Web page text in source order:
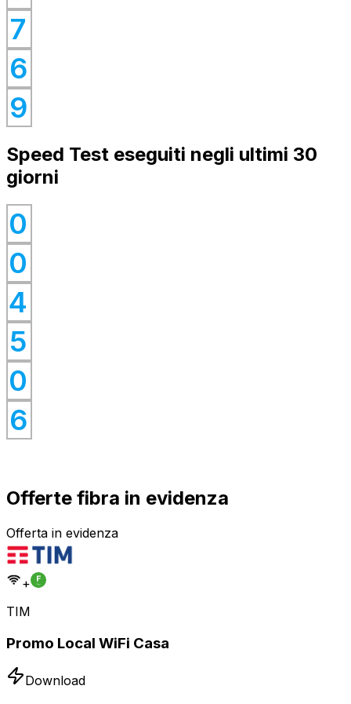
7
0
6
0
9
0
Speed Test eseguiti negli ultimi 30
giorni
0
0
0
0
4
0
5
0
0
0
6
0
Offerte fibra in evidenza
Offerta in evidenza
+
TIM
Promo Local WiFi Casa
Download